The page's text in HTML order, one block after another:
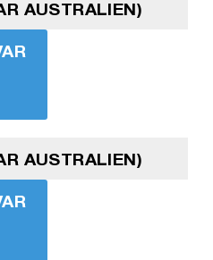
AUSTRALIEN)
AUSTRALIEN)